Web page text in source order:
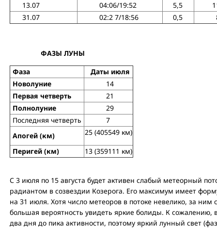
13.07
04:06/19:52 5,5
31.07
02:2 7/18:56 0,5
ФАЗЫ ЛУНЫ
Фаза
Даты июля
Новолуние
14
Первая четверть
21
Полнолуние
29
Последняя четверть
7
Апогей (км)
25 (405549 км)
Перигей (км) 13 (359111 км)
С 3 июля по 15 августа будет активен слабый метеорный
радиантом в созвездии Козерога. Его максимум имеет
на 31 июля. Хотя число метеоров в потоке невелико, за ним
большая вероятность увидеть яркие болиды. К сожалению,
два дня до пика активности, поэтому яркий лунный свет